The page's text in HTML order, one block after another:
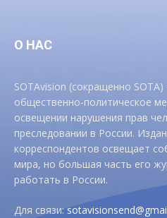
О НАС
SOTAvision (сокращенно
общественно-политическое
освещении нарушения прав
преследовании в России.
корреспондентов освещает
мира, но большая часть его
работать в России.
Для связи: